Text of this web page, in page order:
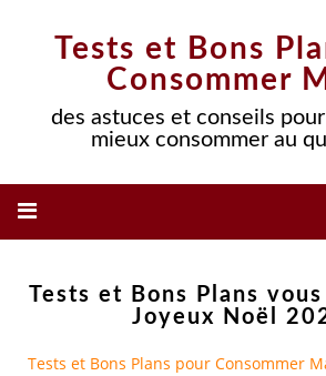
Tests et Bons
Consommer
des astuces et conseils
mieux consommer au
Tests et Bons Plans
Joyeux Noël
Tests et Bons Plans pour Consommer